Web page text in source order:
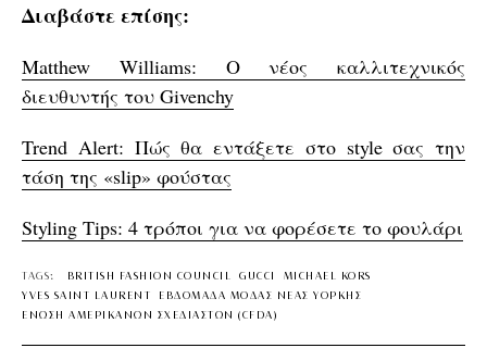
Διαβάστε επίσης:
Matthew Williams: O νέος καλλιτεχνικός
διευθυντής του Givenchy
Trend Alert: Πώς θα εντάξετε στο style σας την
τάση της «slip» φούστας
Styling Tips: 4 τρόποι για να φορέσετε το φουλάρι
TAGS: BRITISH FASHION COUNCIL GUCCI
MICHAEL KORS
YVES SAINT LAURENT
ΕΒΔΟΜΑΔΑ ΜΟΔΑΣ ΝΕΑΣ ΥΟΡΚΗΣ
ΕΝΩΣΗ ΑΜΕΡΙΚΑΝΩΝ ΣΧΕΔΙΑΣΤΩΝ (CFDA)